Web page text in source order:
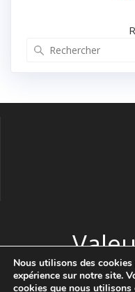
© 2026 Valeur énergie.
Nous utilisons des
expérience sur notre site.
cookies que nous utilisons